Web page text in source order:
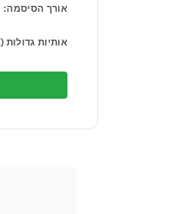
אורך הסיסמה:
אותיות גדולות (A-Z):